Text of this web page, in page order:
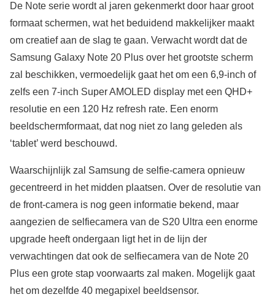
De Note serie wordt al jaren gekenmerkt door haar groot
formaat schermen, wat het beduidend makkelijker maakt
om creatief aan de slag te gaan. Verwacht wordt dat de
Samsung Galaxy Note 20 Plus over het grootste scherm
zal beschikken, vermoedelijk gaat het om een 6,9-inch of
zelfs een 7-inch Super AMOLED display met een QHD+
resolutie en een 120 Hz refresh rate. Een enorm
beeldschermformaat, dat nog niet zo lang geleden als
‘tablet’ werd beschouwd.
Waarschijnlijk zal Samsung de selfie-camera opnieuw
gecentreerd in het midden plaatsen. Over de resolutie van
de front-camera is nog geen informatie bekend, maar
aangezien de selfiecamera van de S20 Ultra een enorme
upgrade heeft ondergaan ligt het in de lijn der
verwachtingen dat ook de selfiecamera van de Note 20
Plus een grote stap voorwaarts zal maken. Mogelijk gaat
het om dezelfde 40 megapixel beeldsensor.